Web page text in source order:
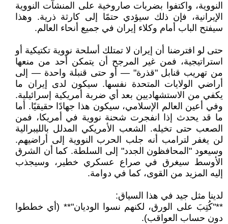
النووية، واكتفوا بضربات صاروخية على المنشآت النووية
الإيرانية، فإن ذلك سيؤدي حتمًا إلى كارثة ذرية. وهذا
سيفتح الباب أمام وكلاء إيران في جميع أنحاء العالم.
حتى لو افترضنا أن إيران لا تمتلك أسلحة نووية تكتيكية أو
استراتيجية، فمن غير المرجح أن يتمكن أحد من منعها
من تهريب قنابل "قذرة" — أو حتى قنبلة واحدة — إلى
أراضي الولايات المتحدة نفسها. سيكون لدى إيران ما
يكفي من الاستشهاديين بعد أي ضربة أمريكية إسرائيلية.
وفي أعين العالم الإسلامي، سيكون هذا جهادًا حقيقيًا. أما
ما قد يحدث إذا انفجرت شحنة نووية في أمريكا، فمن
الصعب حتى تخيله. الشعب الأمريكي المدلل بالليبرالية
لن يغفر لترامب أنه جلب الحرب النووية إلى أراضيهم.
وسيعود "المحافظون الجدد" إلى السلطة. كما أن الشرق
الأوسط سيغرق في صراع عسكري خطير، وسيجذب
إليه المزيد من القوى، كما في دوامة.
لدينا مثل جيد في هذا السياق:
**"كُتِبَ على الورق، لكنهم نسوا الوديان"** (أي خططوا
دون حساب العواقب).